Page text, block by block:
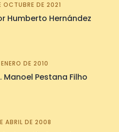
OCTUBRE DE 2021
Humberto Hernández
DE 2010
Manoel Pestana Filho
ABRIL DE 2008